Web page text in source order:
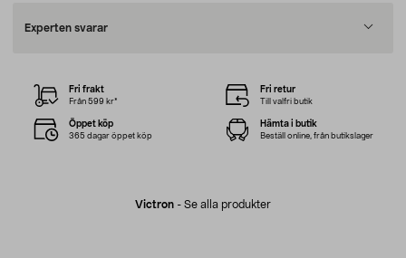
Experten svarar
Victron - Se alla produkter
Fri frakt
Från 599 kr*
Fri retur
Till valfri butik
Öppet köp
365 dagar öppet köp
Hämta i butik
Beställ online, från butikslager